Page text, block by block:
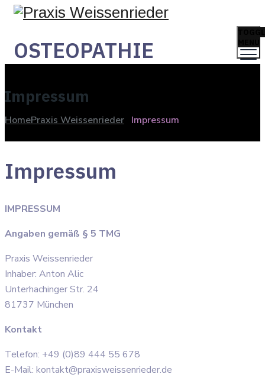
OSTEOPATHIE
Impressum
HomePraxis Weissenrieder Impressum
Impressum
IMPRESSUM
Angaben gemäß § 5 TMG
Praxis Weissenrieder
Inhaber: Anton Alic
Unterhachinger Str. 24
81737 München
Kontakt
Telefon: +49 (0)89 444 55 678
E-Mail: kontakt@praxisweissenrieder.de